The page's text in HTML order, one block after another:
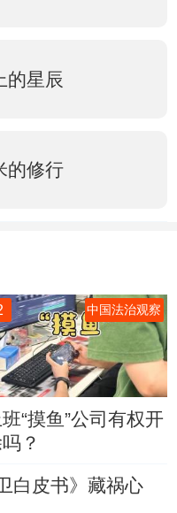
的星辰
的修行
中国法治观察
班“摸鱼”公司有权开
？
白皮书》藏祸心